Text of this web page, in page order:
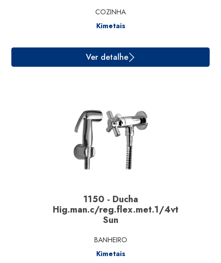
Ver detalhe
COZINHA
Kimetais
1150 - Ducha
Hig.man.c/reg.flex.met.1/4vt
Sun
BANHEIRO
Kimetais